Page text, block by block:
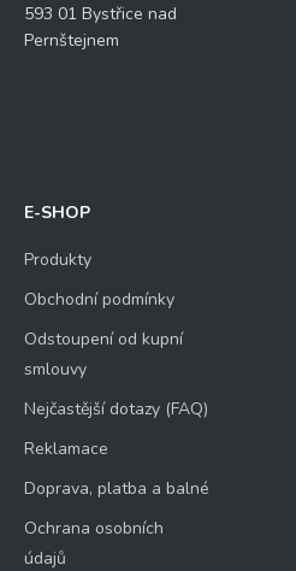
593 01 Bystřice nad
Pernštejnem
E-SHOP
Produkty
Obchodní podmínky
Odstoupení od kupní
smlouvy
Nejčastější dotazy (FAQ)
Reklamace
Doprava, platba a balné
Ochrana osobních
údajů